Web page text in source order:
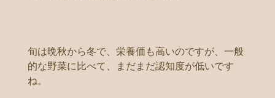
旬は晩秋から冬で、栄養価も高いのですが、一般
的な野菜に比べて、まだまだ認知度が低いです
ね。